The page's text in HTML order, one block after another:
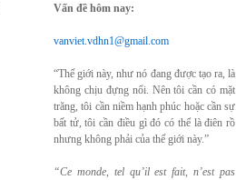
Vấn đề hôm nay:
vanviet.vdhn1@gmail.com
“Thế giới này, như nó đang được tạo ra, là
không chịu đựng nổi. Nên tôi cần có mặt
trăng, tôi cần niềm hạnh phúc hoặc cần sự
bất tử, tôi cần điều gì đó có thể là điên rồ
nhưng không phải của thế giới này.”
“Ce monde, tel qu’il est fait, n’est pas